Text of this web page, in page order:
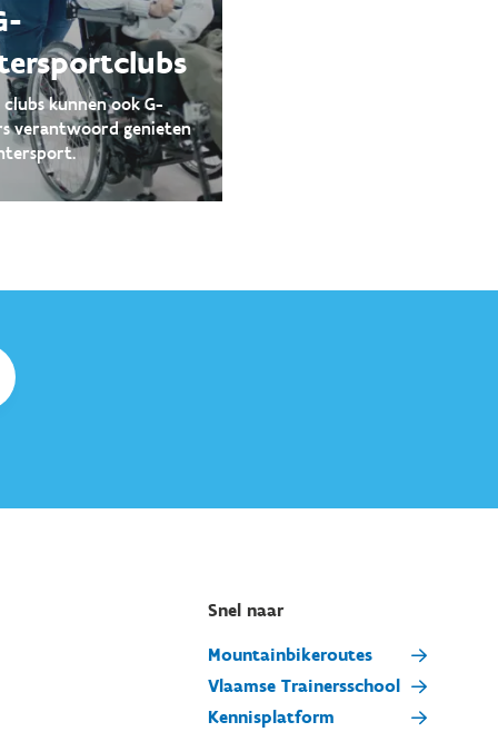
clubs kunnen ook G-
verantwoord genieten
Snel naar
Mountainbikeroutes
Vlaamse Trainersschool
Kennisplatform